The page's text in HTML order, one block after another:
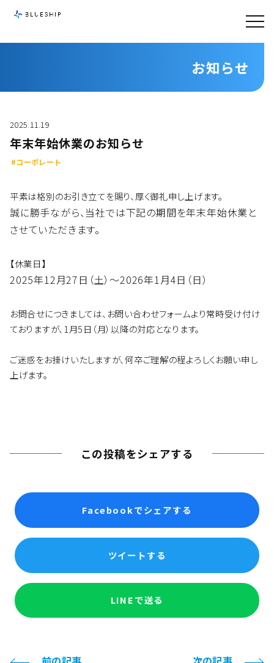
お知らせ
2025.11.19
年末年始休業のお知らせ
#コーポレート
平素は格別のお引き立てを賜り、厚く御礼申し上げます。
誠に勝手ながら、当社では下記の期間を年末年始休業と
させていただきます。
【休業日】
2025年12月27日（土）〜2026年1月4日（日）
お問合せにつきましては、お問い合わせフォームより常時受け付け
ておりますが、1月5日（月）以降の対応となります。
ご迷惑をお掛けいたしますが、何卒ご理解の程よろしくお願い申し
上げます。
この投稿をシェアする
Facebookでシェアする
ツイートする
LINEで送る